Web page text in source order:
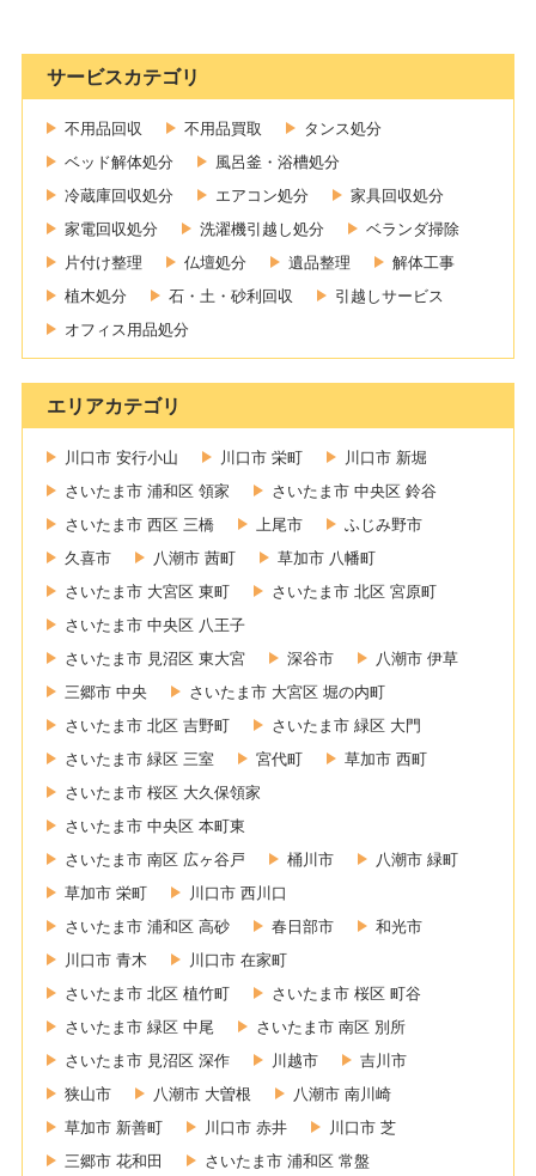
サービスカテゴリ
不用品回収 不用品買取
タンス処分
ベッド解体処分
風呂釜・浴槽処分
冷蔵庫回収処分
エアコン処分
家具回収処分
家電回収処分
洗濯機引越し処分
ベランダ掃除
片付け整理
仏壇処分 遺品整理
解体工事
植木処分
石・土・砂利回収
引越しサービス
オフィス用品処分
エリアカテゴリ
川口市 安行小山 川口市 栄町
川口市 新堀
さいたま市 浦和区 領家
さいたま市 中央区 鈴谷
さいたま市 西区 三橋
上尾市
ふじみ野市
久喜市
八潮市 茜町
草加市 八幡町
さいたま市 大宮区 東町
さいたま市 北区 宮原町
さいたま市 中央区 八王子
さいたま市 見沼区 東大宮
深谷市
八潮市 伊草
三郷市 中央
さいたま市 大宮区 堀の内町
さいたま市 北区 吉野町
さいたま市 緑区 大門
さいたま市 緑区 三室
宮代町
草加市 西町
さいたま市 桜区 大久保領家
さいたま市 中央区 本町東
さいたま市 南区 広ヶ谷戸
桶川市
八潮市 緑町
草加市 栄町
川口市 西川口
さいたま市 浦和区 高砂
春日部市
和光市
川口市 青木
川口市 在家町
さいたま市 北区 植竹町
さいたま市 桜区 町谷
さいたま市 緑区 中尾
さいたま市 南区 別所
さいたま市 見沼区 深作
川越市
吉川市
狭山市
八潮市 大曽根
八潮市 南川崎
草加市 新善町
川口市 赤井
川口市 芝
三郷市 花和田
さいたま市 浦和区 常盤